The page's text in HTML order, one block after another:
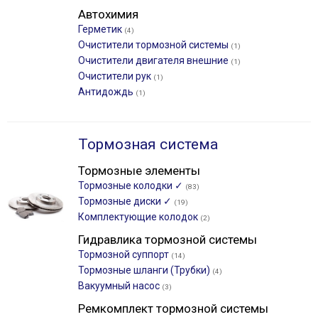
Автохимия
Герметик (4)
Очистители тормозной системы (1)
Очистители двигателя внешние (1)
Очистители рук (1)
Антидождь (1)
Тормозная система
Тормозные элементы
Тормозные колодки ✓ (83)
Тормозные диски ✓ (19)
Комплектующие колодок (2)
Гидравлика тормозной системы
Тормозной суппорт (14)
Тормозные шланги (Трубки) (4)
Вакуумный насос (3)
Ремкомплект тормозной системы